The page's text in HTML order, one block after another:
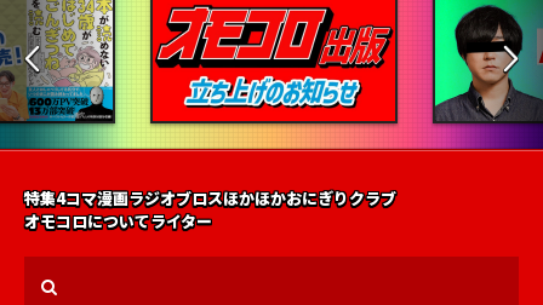
特集4コマ漫画ラジオブロスほかほかおにぎりクラブ
オモコロについてライター